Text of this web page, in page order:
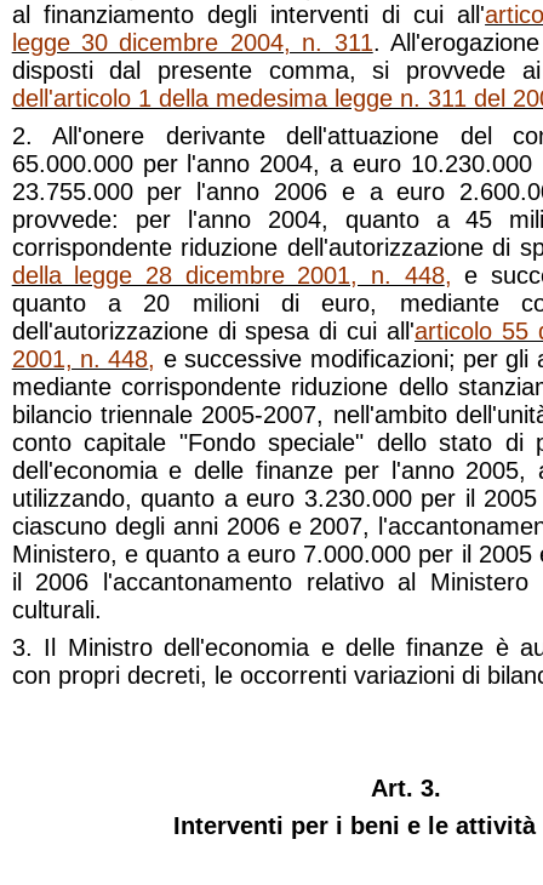
al finanziamento degli interventi di cui all'
legge 30 dicembre 2004, n. 311.
disposti dal presente comma, si provvede
dell'articolo 1 della medesima legge n. 311 del
2. All'onere derivante dell'attuazione del
65.000.000 per l'anno 2004, a euro
23.755.000 per l'anno 2006 e a euro
provvede: per l'anno 2004, quanto a 45
corrispondente riduzione dell'autorizzazione di
della legge 28 dicembre 2001, n. 448, e
quanto a 20 milioni di euro, mediante
dell'autorizzazione di spesa di cui all'articolo 55
2001, n. 448, e successive modificazioni; per gli
mediante corrispondente riduzione dello
bilancio triennale 2005-2007, nell'ambito
conto capitale "Fondo speciale" dello stato di
dell'economia e delle finanze per l'anno 2005,
utilizzando, quanto a euro 3.230.000 per il
ciascuno degli anni 2006 e 2007,
Ministero, e quanto a euro 7.000.000 per il
il 2006 l'accantonamento relativo al
culturali.
3. Il Ministro dell'economia e delle finanze è
con propri decreti, le occorrenti variazioni di
Art. 3.
Interventi per i beni e le